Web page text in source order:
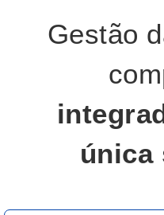
Gestão
única